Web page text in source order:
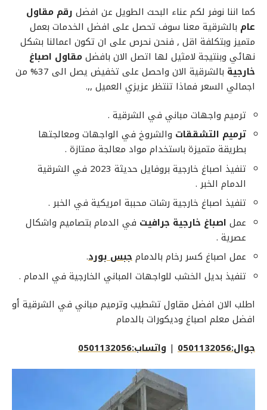
كما اننا نوفر لكم عناء البحث الطويل عن افضل رقم مقاول
عام بالشرقية معنا سوف تحصل على افضل الخدمات بعمل
متميز وبتكلفة اقل , فنحن نحرص على ان تكون اعمالنا بشكل
نهائي وبنتيجة لامثيل لها اتصل الان بافضلمقاول اصباغ
خارجية
بالشرقية الان واحصل على تخفيض يصل الى 37% من
اجمالي السعر فماذا تنتظر عزيزي العميل ,,.
ترميم واجهات مباني في الشرقية .
ترميم التشققات والشروخ في الواجهات ومعالجتها
بطريقة متميزة باستخدام مواد معالجة ممتازة .
تنفيذ اصباغ خارجية بروفايل حديثة 2023 في الشرقية
الدمام الخبر .
تنفيذ اصباغ خارجية رشات محببة امريكية في الخبر .
عمل اصباغ خارجية جرافيت في الدمام بتصاميم واشكال
عصرية .
عمل اصباغ كسر رخام بالدمامجبس بورد.
تنفيذ بديل الخشب للواجهات المباني الخارجية في الدمام .
اطلب الان افضل مقاول تشطيب وترميم مباني في الشرقية أو
افضل معلم اصباغ وديكورات بالدمام
جوال:0501132056
| واتساب:0501132056